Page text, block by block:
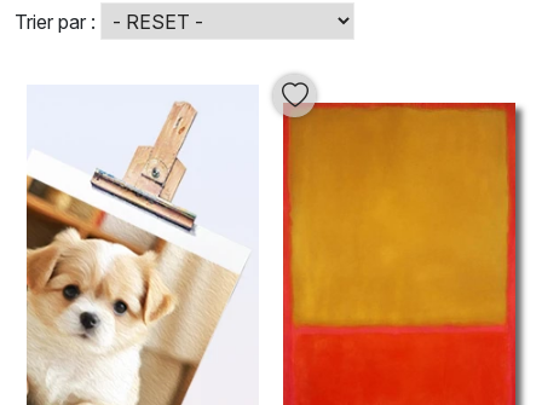
Ces œuvres vibrantes, réalisées avec des pigments riches
et des techniques de peinture à l'huile soigneusement
maîtrisées, apportent une atmosphère chaleureuse et
inspirante à tout intérieur. Chaque tableau est un voyage
visuel à travers des paysages abstraits, où les teintes se
mêlent dans une harmonie captivante, invitant à la rêverie.
Nospeintures de champs de couleur
pour ceux qui recherchent à exprimer leur personnalité à
travers l'art, tout en embellissant leur décoration. Que ce
soit dans un salon, un bureau ou une chambre, ces
œuvres créent un point focal saisissant, stimulant la
créativité et l'évasion. Explorez notre collection et laissez-
vous envoûter par l’émotion des couleurs qui insufflent vie
et dynamisme à votre environnement.
Trier par :